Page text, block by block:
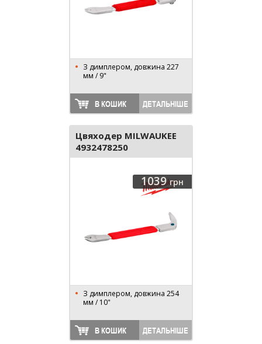
З димплером, довжина 227
мм / 9"
В КОШИК ДЕТАЛЬНІШЕ
Цвяходер MILWAUKEE
4932478250
1039грн
З димплером, довжина 254
мм / 10"
В КОШИК ДЕТАЛЬНІШЕ